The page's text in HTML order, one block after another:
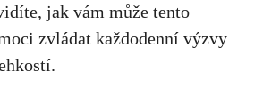
jak vám může tento
zvládat každodenní výzvy⁤